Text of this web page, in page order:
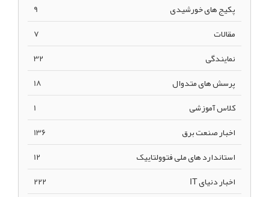
پکیج های خورشیدی
9
مقالات
7
نمایندگی
32
پرسش های متدوال
18
کلاس آموزشی
1
اخبار صنعت برق
136
استاندارد های ملی فتوولتاییک
12
اخبار دنیای IT
222